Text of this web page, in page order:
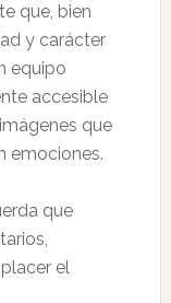
que, bien
y carácter
equipo
accesible
que
emociones.
que
el